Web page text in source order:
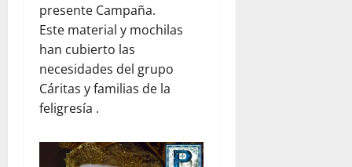
presente Campaña.
Este material y mochilas
han cubierto las
necesidades del grupo
Cáritas y familias de la
feligresía .